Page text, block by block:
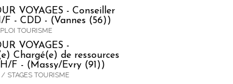
VOYAGES - Conseiller
F - CDD - (Vannes (56))
TOURISME
VOYAGES -
Chargé(e) de ressources
F - (Massy/Evry (91))
STAGES TOURISME